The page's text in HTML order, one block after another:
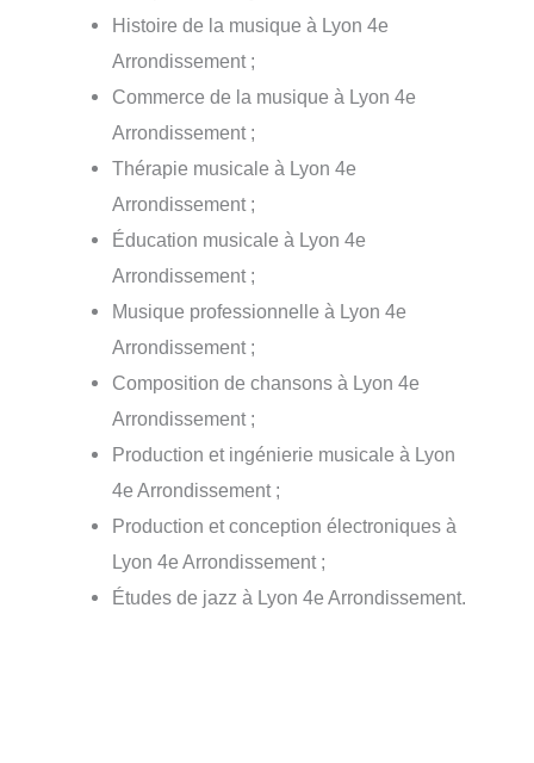
Histoire de la musique à Lyon 4e
Arrondissement ;
Commerce de la musique à Lyon 4e
Arrondissement ;
Thérapie musicale à Lyon 4e
Arrondissement ;
Éducation musicale à Lyon 4e
Arrondissement ;
Musique professionnelle à Lyon 4e
Arrondissement ;
Composition de chansons à Lyon 4e
Arrondissement ;
Production et ingénierie musicale à Lyon
4e Arrondissement ;
Production et conception électroniques à
Lyon 4e Arrondissement ;
Études de jazz à Lyon 4e Arrondissement.